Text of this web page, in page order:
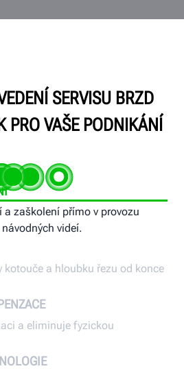
SERVISU BRZD
PRO VAŠE PODNIKÁNÍ
zaškolení přímo v provozu
videí.
kotouče a hloubku řezu od konce
a eliminuje fyzickou